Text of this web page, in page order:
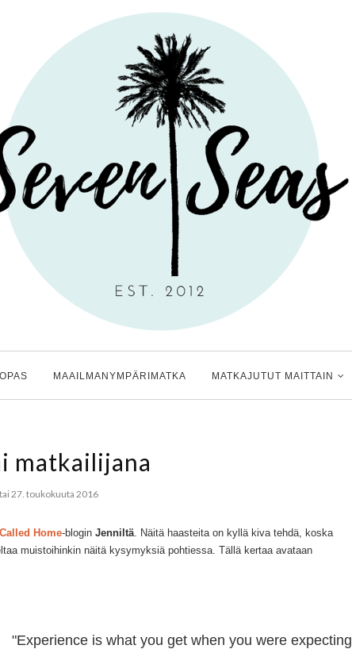
MAAILMANYMPÄRIMATKA MATKAJUTUT MAITTAIN
matkailijana
27. toukokuuta 2016
Home-blogin Jenniltä . Näitä haasteita on kyllä kiva tehdä, koska
muistoihinkin näitä kysymyksiä pohtiessa. Tällä kertaa avataan
"Experience is what you get when you were expecting